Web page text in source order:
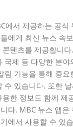
에서 제공하는 공식
에게 최신 뉴스 속
텐츠를 제공합니
국제 등 다양한 분야
림 기능을 통해 중요
수 있습니다. 또한
한 정보도 함께 제
다. MBC 뉴스 앱은
에서 사용할 수 있